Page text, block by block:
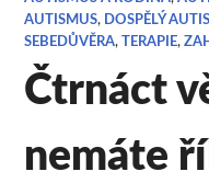
AUTISMUS, DOSPĚLÝ
SEBEDŮVĚRA,TERAPIE,
Čtrnáct
nemáte